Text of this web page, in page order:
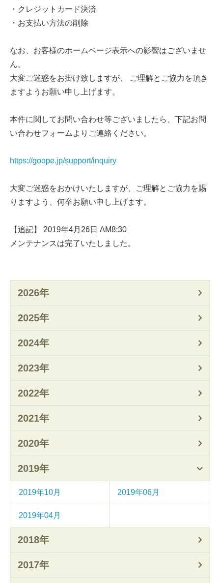
・クレジットカード決済
・お支払い方法の削除
なお、お客様のホームページ表示への影響はございませ
ん。
大変ご迷惑をお掛け致しますが、 ご理解とご協力を頂き
ますようお願い申し上げます。
本件に関してお問い合わせ等ございましたら、下記お問
い合わせフォームよりご連絡ください。
https://goope.jp/support/inquiry
大変ご迷惑をおかけいたしますが、ご理解とご協力を賜
りますよう、何卒お願い申し上げます。
【追記】 2019年4月26日 AM8:30
メンテナンスは完了いたしました。
2026年
2025年
2024年
2023年
2022年
2021年
2020年
2019年
2019年10月 2019年06月
2019年04月
2018年
2017年